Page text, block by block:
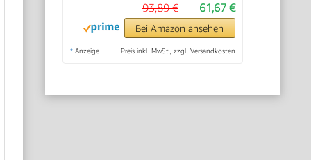
61,67 €
93,89 €
Bei Amazon ansehen
* Anzeige Preis inkl. MwSt., zzgl. Versandkosten